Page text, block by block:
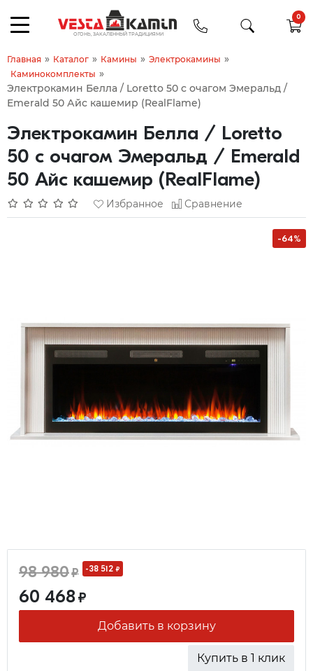
0
Главная » Каталог » Камины » Электрокамины »
Каминокомплекты »
Электрокамин Белла / Loretto 50 с очагом Эмеральд /
Emerald 50 Айс кашемир (RealFlame)
Электрокамин Белла / Loretto
50 с очагом Эмеральд / Emerald
50 Айс кашемир (RealFlame)
Избранное Сравнение
-64%
98 980₽ -38 512 ₽
60 468₽
Добавить в корзину
Купить в 1 клик